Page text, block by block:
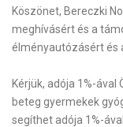
Köszönet, Bereczki
meghívásért és a
élményautózásért és
Kérjük, adója 1%-
beteg gyermekek
segíthet adója 1%-